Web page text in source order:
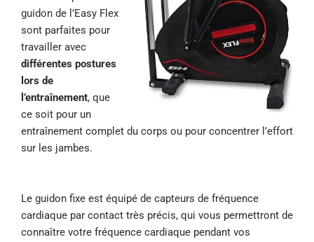
guidon de l’Easy Flex
sont parfaites pour
travailler avec
différentes postures
lors de
l’entraînement, que
ce soit pour un
entraînement complet du corps ou pour concentrer l’effort
sur les jambes.
Le guidon fixe est équipé de capteurs de fréquence
cardiaque par contact très précis, qui vous permettront de
connaître votre fréquence cardiaque pendant vos